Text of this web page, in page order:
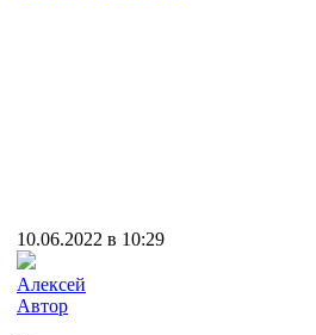
10.06.2022 в 10:29
Алексей
Автор